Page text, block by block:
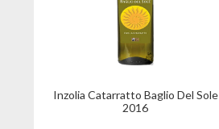
Inzolia Catarratto Baglio Del Sole
2016